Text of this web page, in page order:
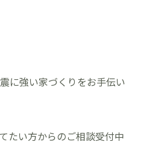
に強い家づくりをお手伝い
たい方からのご相談受付中